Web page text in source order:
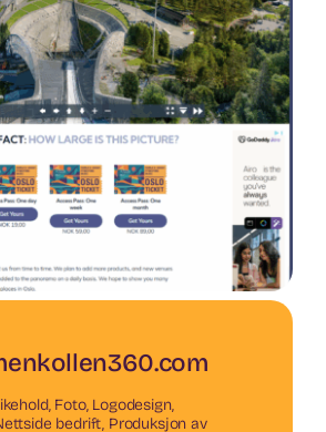
, Foto, Logodesign,
bedrift, Produksjon av